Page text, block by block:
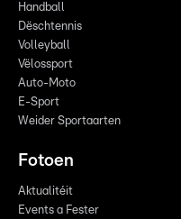
Handball
Dëschtennis
Volleyball
Vëlossport
Auto-Moto
E-Sport
Weider Sportaarten
Fotoen
Aktualitéit
Events a Fester